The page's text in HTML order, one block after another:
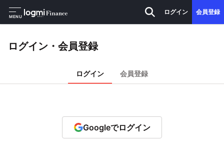
MENU
ログイン 会員登録
ログイン・会員登録
ログイン 会員登録
Googleでログイン